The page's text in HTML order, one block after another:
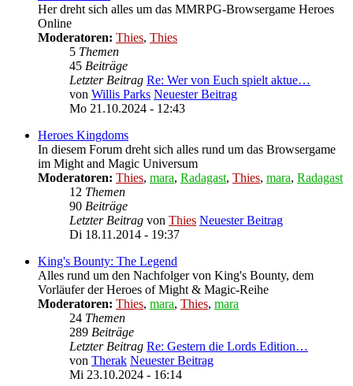
Her dreht sich alles um das MMRPG-Browsergame Heroes
Online
Moderatoren: Thies, Thies
5 Themen
45 Beiträge
Letzter Beitrag Re: Wer von Euch spielt aktue…
von Willis Parks Neuester Beitrag
Mo 21.10.2024 - 12:43
Heroes Kingdoms
In diesem Forum dreht sich alles rund um das Browsergame
im Might and Magic Universum
Moderatoren: Thies, mara, Radagast, Thies, mara, Radagast
12 Themen
90 Beiträge
Letzter Beitrag von Thies Neuester Beitrag
Di 18.11.2014 - 19:37
King's Bounty: The Legend
Alles rund um den Nachfolger von King's Bounty, dem
Vorläufer der Heroes of Might & Magic-Reihe
Moderatoren: Thies, mara, Thies, mara
24 Themen
289 Beiträge
Letzter Beitrag Re: Gestern die Lords Edition…
von Therak Neuester Beitrag
Mi 23.10.2024 - 16:14